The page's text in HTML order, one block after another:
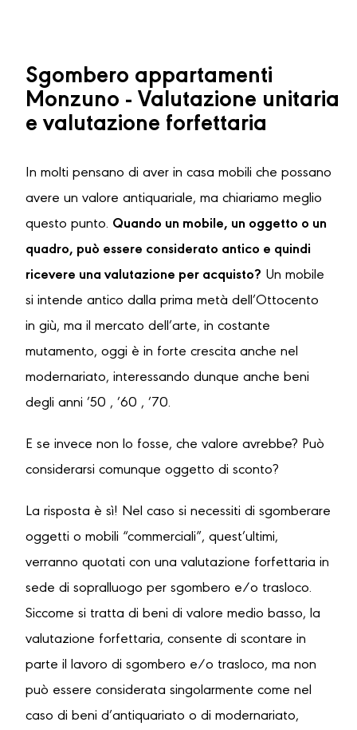
Sgombero appartamenti
Monzuno - Valutazione unitaria
e valutazione forfettaria
In molti pensano di aver in casa mobili che possano
avere un valore antiquariale, ma chiariamo meglio
questo punto. Quando un mobile, un oggetto o un
quadro, può essere considerato antico e quindi
ricevere una valutazione per acquisto? Un mobile
si intende antico dalla prima metà dell’Ottocento
in giù, ma il mercato dell’arte, in costante
mutamento, oggi è in forte crescita anche nel
modernariato, interessando dunque anche beni
degli anni ’50 , ’60 , ’70.
E se invece non lo fosse, che valore avrebbe? Può
considerarsi comunque oggetto di sconto?
La risposta è sì! Nel caso si necessiti di sgomberare
oggetti o mobili “commerciali”, quest’ultimi,
verranno quotati con una valutazione forfettaria in
sede di sopralluogo per sgombero e/o trasloco.
Siccome si tratta di beni di valore medio basso, la
valutazione forfettaria, consente di scontare in
parte il lavoro di sgombero e/o trasloco, ma non
può essere considerata singolarmente come nel
caso di beni d’antiquariato o di modernariato,